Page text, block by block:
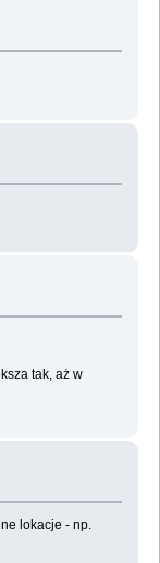
tak, aż w
lokacje - np.